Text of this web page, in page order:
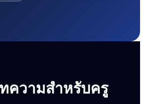
ความสำหรับครู